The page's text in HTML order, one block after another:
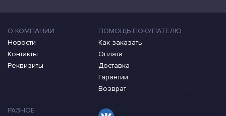
О КОМПАНИИ
Новости
Контакты
Реквизиты
ПОМОЩЬ ПОКУПАТЕЛЮ
Как заказать
Оплата
Доставка
Гарантии
Возврат
РАЗНОЕ